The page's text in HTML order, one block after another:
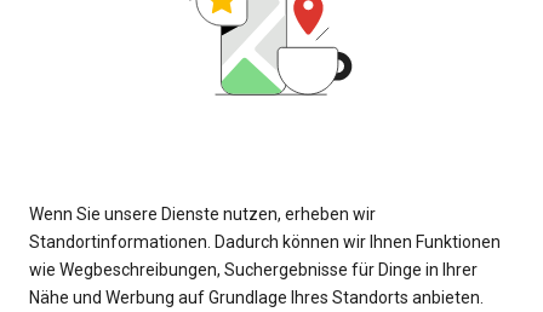
Wenn Sie unsere Dienste nutzen, erheben wir
Standortinformationen. Dadurch können wir Ihnen Funktionen
wie Wegbeschreibungen, Suchergebnisse für Dinge in Ihrer
Nähe und Werbung auf Grundlage Ihres Standorts anbieten.